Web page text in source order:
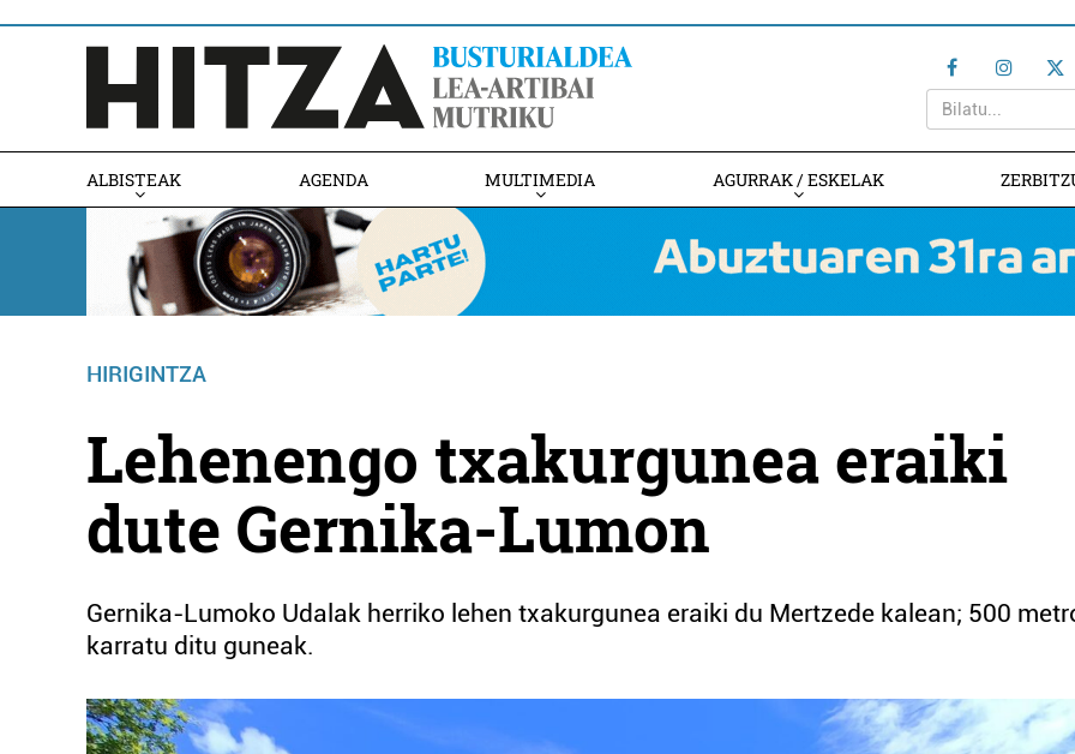
ALBISTEAK AGENDA MULTIMEDIA AGURRAK / ESKELAK
HIRIGINTZA
Lehenengo txakurgunea eraiki
dute Gernika-Lumon
Gernika-Lumoko Udalak herriko lehen txakurgunea eraiki du Mertzede kalean; 500
karratu ditu guneak.